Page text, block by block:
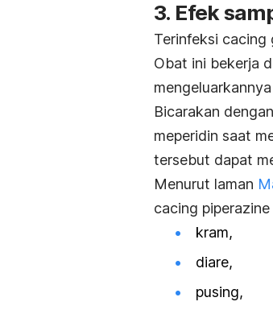
3. Efek
Terinfeksi cacing
Obat ini bekerja
Bicarakan
meperidin saat
tersebut dapat
Menurut laman
cacing piperazine
kram,
diare,
pusing,